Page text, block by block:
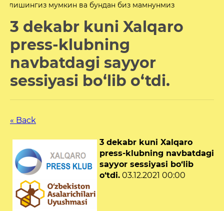
бундан биз мамнунмиз
3 dekabr kuni Xalqaro
press-klubning
navbatdagi sayyor
sessiyasi bo‘lib o‘tdi.
« Back
3 dekabr kuni Xalqaro
press-klubning navbatdagi
sayyor sessiyasi bo‘lib
o‘tdi. 03.12.2021 00:00